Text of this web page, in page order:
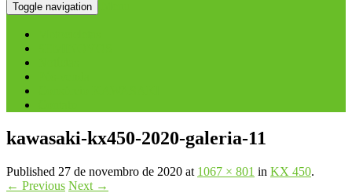
Toggle navigation
kawasaki-kx450-2020-galeria-11
Published 27 de novembro de 2020 at 1067 × 801 in KX 450.
← Previous Next →